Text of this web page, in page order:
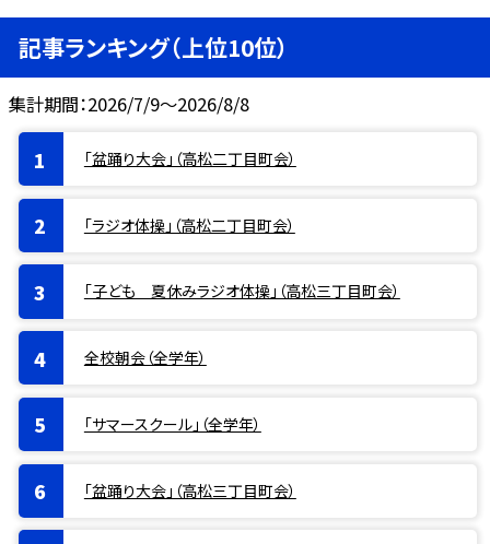
記事ランキング（上位10位）
集計期間：2026/7/9～2026/8/8
「盆踊り大会」（高松二丁目町会）
「ラジオ体操」（高松二丁目町会）
「子ども 夏休みラジオ体操」（高松三丁目町会）
全校朝会（全学年）
「サマースクール」（全学年）
「盆踊り大会」（高松三丁目町会）